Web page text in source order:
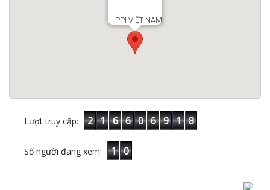
PPI VIỆT NAM
Lượt truy cập: 2 1 6 6 0 6 9 1 8
Số người đang xem: 1 0